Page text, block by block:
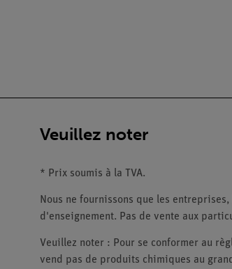
Veuillez noter
* Prix soumis à la TVA.
Nous ne fournissons que les
d'enseignement. Pas de vente aux
Veuillez noter : Pour se conformer au
vend pas de produits chimiques au